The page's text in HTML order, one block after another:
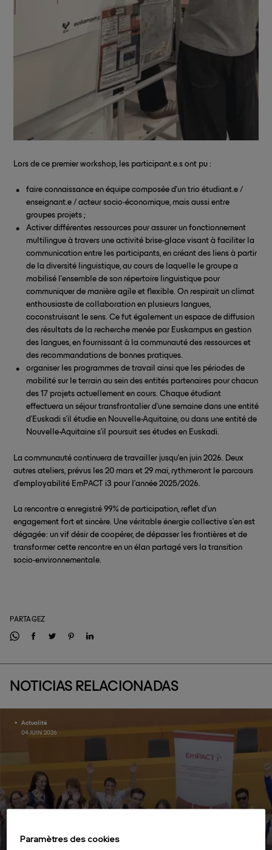
Lors de ce premier workshop, les participant.e.s ont pu :
faire connaissance en équipe composée d’un trio étudiant.e /
enseignant.e / acteur socio-économique, mais aussi entre
groupes projets ;
Activer différentes ressources pour assurer un fonctionnement
multilingue à travers une activité brise-glace visant à faciliter la
communication entre les participants, en créant des liens à partir
de la diversité linguistique, au cours de laquelle le groupe a
mobilisé l’ensemble de son répertoire linguistique pour
communiquer de manière agile et flexible. On respirait un climat
enthousiaste de collaboration en plusieurs langues,
coconstruisant le sens. Ce fut également un espace de diffusion
des résultats de la recherche menée par Euskampus en gestion
des langues, en fournissant à la communauté des ressources et
des recommandations de bonnes pratiques.
organiser les programmes de travail ainsi que les périodes de
mobilité sur le terrain au sein des entités partenaires pour chacun
des 17 projets actuellement en cours. Chaque étudiant
effectuera un séjour transfrontalier d’une semaine dans une entité
d’Euskadi s’il étudie en Nouvelle-Aquitaine, ou dans une entité de
Nouvelle-Aquitaine s’il poursuit ses études en Euskadi.
La communauté continuera de travailler jusqu’en juin 2026. Deux
autres ateliers, prévus les 20 mars et 29 mai, rythmeront le parcours
d’employabilité EmPACT i3 pour l’année 2025/2026.
La rencontre a enregistré 99 % de participation, reflet d’un
engagement fort et sincère. Une véritable énergie collective s’en est
dégagée : un vif désir de coopérer, de dépasser les frontières et de
transformer cette rencontre en un élan partagé vers la transition
socio-environnementale.
PARTAGEZ
NOTICIAS RELACIONADAS
Actualité
04 JUIN 2026
Paramètres des cookies